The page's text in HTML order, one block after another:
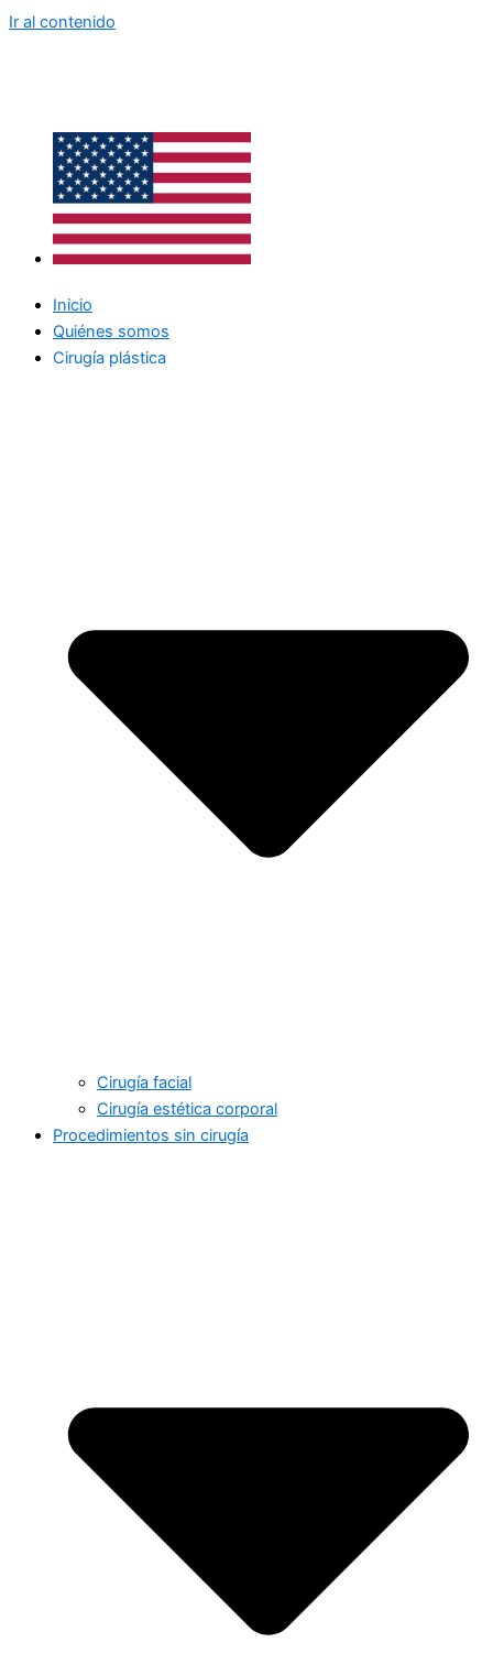
Ir al contenido
Inicio
Quiénes somos
Cirugía plástica
Cirugía facial
Cirugía estética corporal
Procedimientos sin cirugía